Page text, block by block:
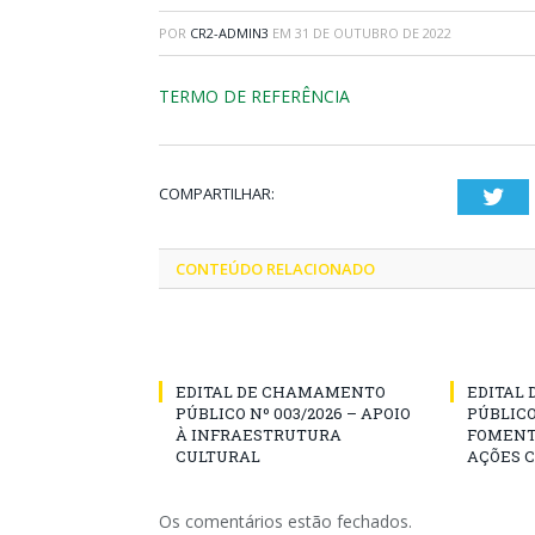
POR CR2-ADMIN3 EM 31 DE OUTUBRO DE 2022
TERMO DE REFERÊNCIA
COMPARTILHAR:
CONTEÚDO RELACIONADO
EDITAL DE CHAMAMENTO
PÚBLICO Nº 003/2026 – APOIO
À INFRAESTRUTURA
CULTURAL
EDITAL
AÇÕES
Os comentários estão fechados.